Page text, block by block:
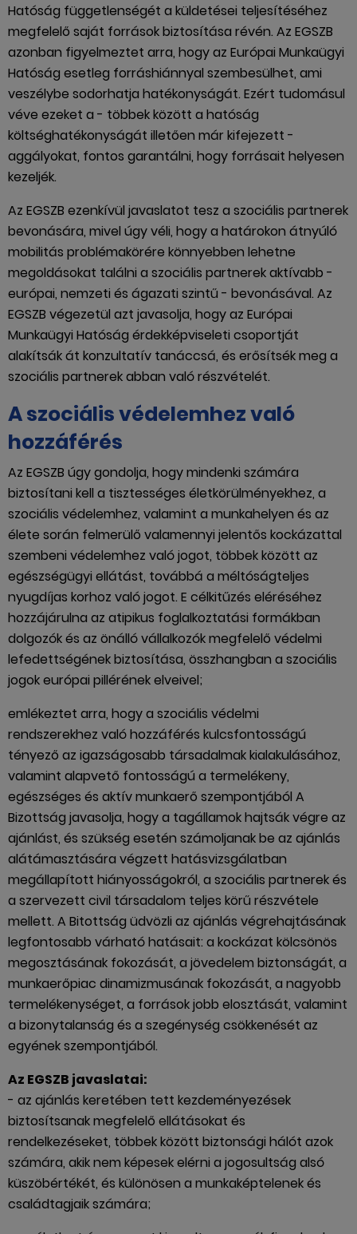
Hatóság függetlenségét a küldetései teljesítéséhez
megfelelő saját források biztosítása révén. Az EGSZB
azonban figyelmeztet arra, hogy az Európai Munkaügyi
Hatóság esetleg forráshiánnyal szembesülhet, ami
veszélybe sodorhatja hatékonyságát. Ezért tudomásul
véve ezeket a - többek között a hatóság
költséghatékonyságát illetően már kifejezett -
aggályokat, fontos garantálni, hogy forrásait helyesen
kezeljék.
Az EGSZB ezenkívül javaslatot tesz a szociális partnerek
bevonására, mivel úgy véli, hogy a határokon átnyúló
mobilitás problémakörére könnyebben lehetne
megoldásokat találni a szociális partnerek aktívabb -
európai, nemzeti és ágazati szintű - bevonásával. Az
EGSZB végezetül azt javasolja, hogy az Európai
Munkaügyi Hatóság érdekképviseleti csoportját
alakítsák át konzultatív tanáccsá, és erősítsék meg a
szociális partnerek abban való részvételét.
A szociális védelemhez való
hozzáférés
Az EGSZB úgy gondolja, hogy mindenki számára
biztosítani kell a tisztességes életkörülményekhez, a
szociális védelemhez, valamint a munkahelyen és az
élete során felmerülő valamennyi jelentős kockázattal
szembeni védelemhez való jogot, többek között az
egészségügyi ellátást, továbbá a méltóságteljes
nyugdíjas korhoz való jogot. E célkitűzés eléréséhez
hozzájárulna az atipikus foglalkoztatási formákban
dolgozók és az önálló vállalkozók megfelelő védelmi
lefedettségének biztosítása, összhangban a szociális
jogok európai pillérének elveivel;
emlékeztet arra, hogy a szociális védelmi
rendszerekhez való hozzáférés kulcsfontosságú
tényező az igazságosabb társadalmak kialakulásához,
valamint alapvető fontosságú a termelékeny,
egészséges és aktív munkaerő szempontjából A
Bizottság javasolja, hogy a tagállamok hajtsák végre az
ajánlást, és szükség esetén számoljanak be az ajánlás
alátámasztására végzett hatásvizsgálatban
megállapított hiányosságokról, a szociális partnerek és
a szervezett civil társadalom teljes körű részvétele
mellett. A Bitottság üdvözli az ajánlás végrehajtásának
legfontosabb várható hatásait: a kockázat kölcsönös
megosztásának fokozását, a jövedelem biztonságát, a
munkaerőpiac dinamizmusának fokozását, a nagyobb
termelékenységet, a források jobb elosztását, valamint
a bizonytalanság és a szegénység csökkenését az
egyének szempontjából.
Az EGSZB javaslatai:
- az ajánlás keretében tett kezdeményezések
biztosítsanak megfelelő ellátásokat és
rendelkezéseket, többek között biztonsági hálót azok
számára, akik nem képesek elérni a jogosultság alsó
küszöbértékét, és különösen a munkaképtelenek és
családtagjaik számára;